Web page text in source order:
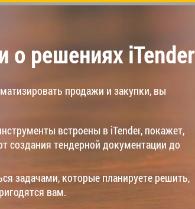
решениях iTender
продажи и закупки, вы
встроены в iTender, покажет,
создания тендерной документации до
задачами, которые планируете решить,
вам.